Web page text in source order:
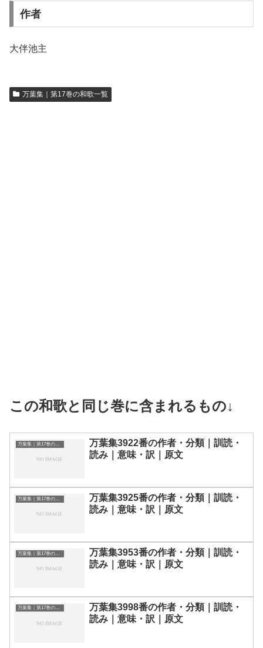
作者
大伴池主
万葉集｜第17巻の和歌一覧
この和歌と同じ巻に含まれるもの↓
万葉集｜第17巻の和歌一覧
万葉集3922番の作者・分類｜訓読・
読み｜意味・訳｜原文
万葉集｜第17巻の和歌一覧
万葉集3925番の作者・分類｜訓読・
読み｜意味・訳｜原文
万葉集｜第17巻の和歌一覧
万葉集3953番の作者・分類｜訓読・
読み｜意味・訳｜原文
万葉集｜第17巻の和歌一覧
万葉集3998番の作者・分類｜訓読・
読み｜意味・訳｜原文